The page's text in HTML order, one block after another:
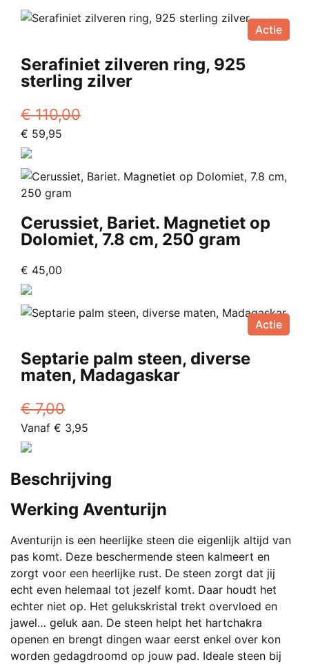
Actie
Serafiniet zilveren ring, 925
sterling zilver
€110,00
Oorspronkelijke
prijs
was:
€ 110,00.
€ 59,95
€ 59,95.
Dit
heeft
meerdere
variaties.
Deze
optie
kan
worden
op
Cerussiet, Bariet. Magnetiet op
Dolomiet, 7.8 cm, 250 gram
€ 45,00
Actie
Septarie palm steen, diverse
maten, Madagaskar
€7,00
Oorspronkelijke
prijs
€ 7,00.
Vanaf € 3,95
Vanaf
€ 3,95.
Dit
heeft
variaties.
optie
kan
gekozen
worden
op
de
productpagina
Beschrijving
Werking Aventurijn
Aventurijn is een heerlijke steen die eigenlijk altijd van
pas komt. Deze beschermende steen kalmeert en
zorgt voor een heerlijke rust. De steen zorgt dat jij
echt even helemaal tot jezelf komt. Daar houdt het
echter niet op. Het gelukskristal trekt overvloed en
jawel… geluk aan. De steen helpt het hartchakra
openen en brengt dingen waar eerst enkel over kon
worden gedagdroomd op jouw pad. Ideale steen bij